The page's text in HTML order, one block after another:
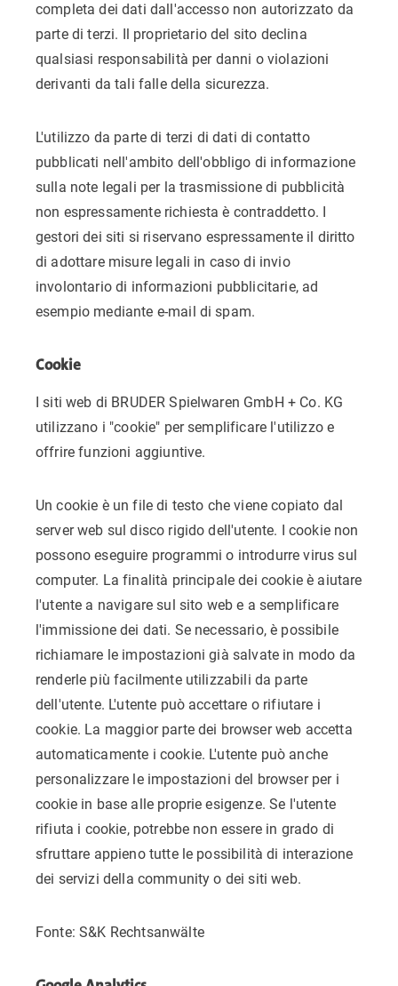
completa dei dati dall'accesso non autorizzato da
parte di terzi. Il proprietario del sito declina
qualsiasi responsabilità per danni o violazioni
derivanti da tali falle della sicurezza.
L'utilizzo da parte di terzi di dati di contatto
pubblicati nell'ambito dell'obbligo di informazione
sulla note legali per la trasmissione di pubblicità
non espressamente richiesta è contraddetto. I
gestori dei siti si riservano espressamente il diritto
di adottare misure legali in caso di invio
involontario di informazioni pubblicitarie, ad
esempio mediante e-mail di spam.
Cookie
I siti web di BRUDER Spielwaren GmbH + Co. KG
utilizzano i "cookie" per semplificare l'utilizzo e
offrire funzioni aggiuntive.
Un cookie è un file di testo che viene copiato dal
server web sul disco rigido dell'utente. I cookie non
possono eseguire programmi o introdurre virus sul
computer. La finalità principale dei cookie è aiutare
l'utente a navigare sul sito web e a semplificare
l'immissione dei dati. Se necessario, è possibile
richiamare le impostazioni già salvate in modo da
renderle più facilmente utilizzabili da parte
dell'utente. L'utente può accettare o rifiutare i
cookie. La maggior parte dei browser web accetta
automaticamente i cookie. L'utente può anche
personalizzare le impostazioni del browser per i
cookie in base alle proprie esigenze. Se l'utente
rifiuta i cookie, potrebbe non essere in grado di
sfruttare appieno tutte le possibilità di interazione
dei servizi della community o dei siti web.
Fonte: S&K Rechtsanwälte